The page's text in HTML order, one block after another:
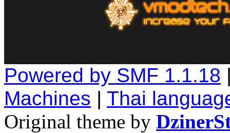
Powered by SMF 1.1.18
Machines | Thai
Original theme by